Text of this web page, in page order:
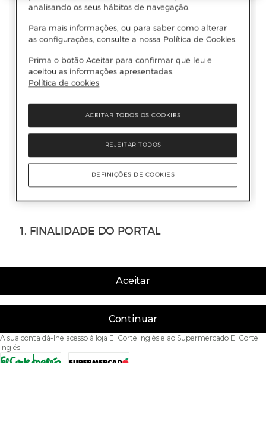
Aceitar
Continuar
A sua conta dá-lhe acesso à loja El Corte Inglés e ao Supermercado El Corte
Inglés.